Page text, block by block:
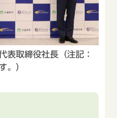
表取締役社長（注記：
。）